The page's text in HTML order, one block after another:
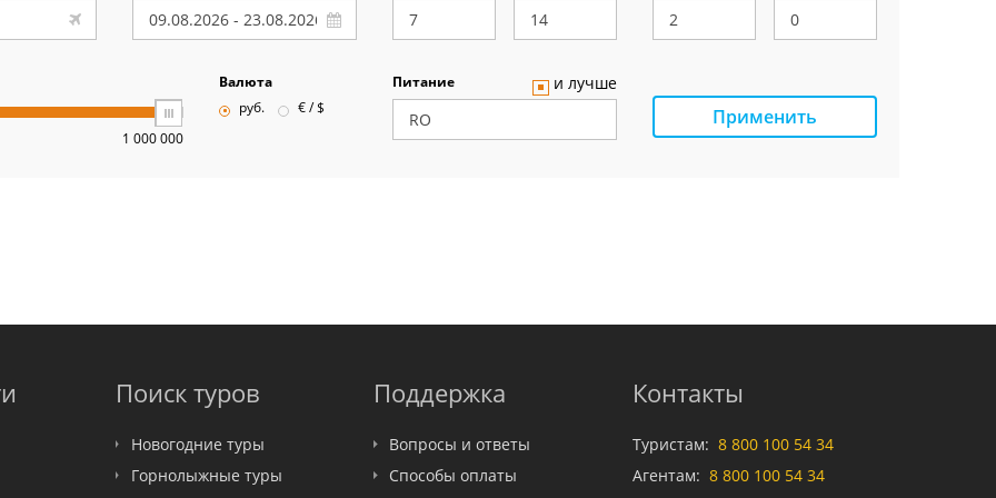
1 000 000
Валюта
руб.
€ / $
Питание и лучше
Применить
Поиск туров
Новогодние туры
Горнолыжные туры
Поддержка
Вопросы и ответы
Способы оплаты
Контакты
Туристам: 8 800 100 54 34
Агентам: 8 800 100 54 34